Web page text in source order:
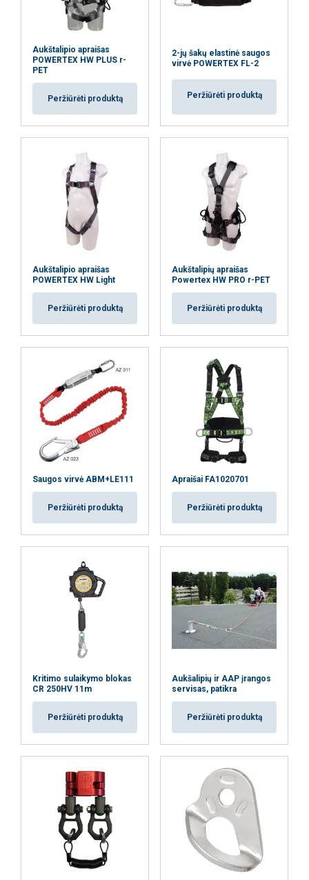
Temperatūros diapazonas:
Standartas:
Aukštalipio apraišas
POWERTEX HW PLUS r-
PET
Peržiūrėti produktą
2-jų šakų elastinė saugos
virvė POWERTEX FL-2
Peržiūrėti produktą
Aukštalipio apraišas
POWERTEX HW Light
Peržiūrėti produktą
Aukštalipių apraišas
Powertex HW PRO r-PET
Peržiūrėti produktą
Saugos virvė ABM+LE111
Peržiūrėti produktą
Apraišai FA1020701
Peržiūrėti produktą
Kritimo sulaikymo blokas
CR 250HV 11m
Peržiūrėti produktą
Aukšalipių ir AAP įrangos
servisas, patikra
Peržiūrėti produktą
ENGLISH TRANSLATION
Ši svetainė naudoja slapukus
suasmeninti turinį, skelbimus ir analizuoti
jūsų naudojimąsi mūsų svetaine su mūsų
reklamos ir analizės partneriais, kurie gali
ją sujungti su kita informacija, kurią jiems
pateikėte arba kurią jie surinko, kai
naudojatės jų paslaugomis.
Privatumo
politika
Būtinieji Tiksliniai
Funkciniai Neklasifikuojami
AŠ SUTINKU
PARODYTI DETALIAU